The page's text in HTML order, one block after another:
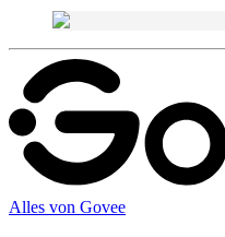
Alles von Govee